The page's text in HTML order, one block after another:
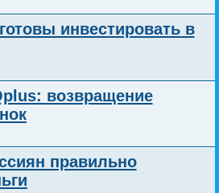
инвестировать в
возвращение
правильно